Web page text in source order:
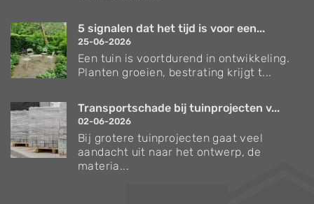
5 signalen dat het tijd is voor een...
25-06-2026
Een tuin is voortdurend in ontwikkeling.
Planten groeien, bestrating krijgt t...
Transportschade bij tuinprojecten v...
02-06-2026
Bij grotere tuinprojecten gaat veel
aandacht uit naar het ontwerp, de
materia...